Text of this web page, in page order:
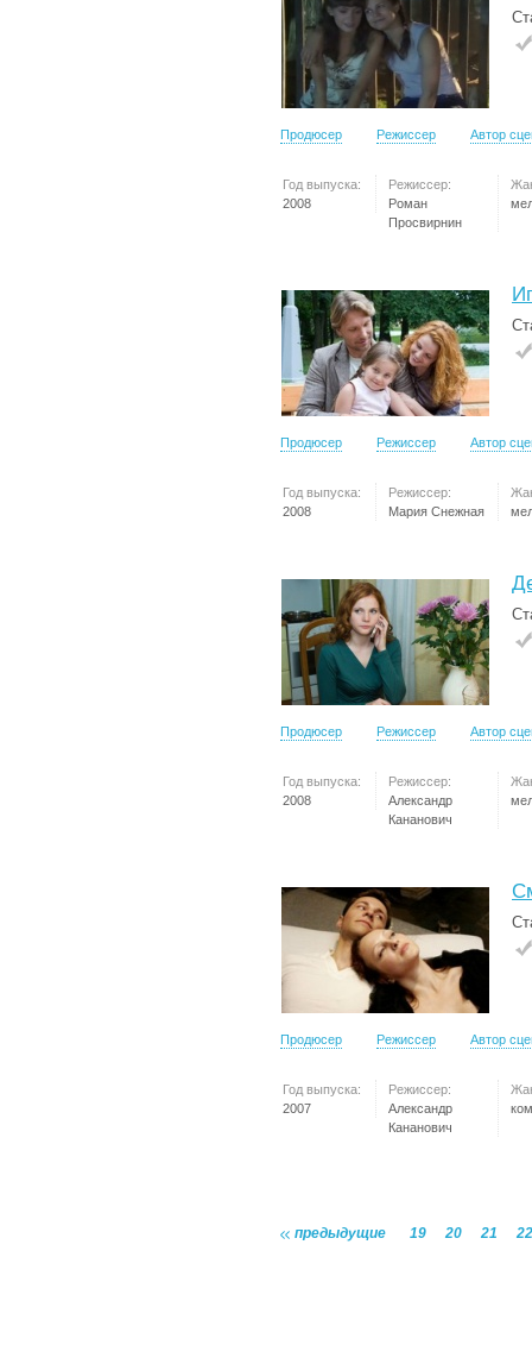
Продюсер Режиссер Автор
Год выпуска:
2008
Режиссер:
Роман
Просвирнин
Продюсер Режиссер Автор
Год выпуска:
2008
Режиссер:
Мария Снежная
Продюсер Режиссер Автор
Год выпуска:
2008
Режиссер:
Александр
Кананович
Продюсер Режиссер Автор
Год выпуска:
2007
Режиссер:
Александр
Кананович
предыдущие 19 20 21 22